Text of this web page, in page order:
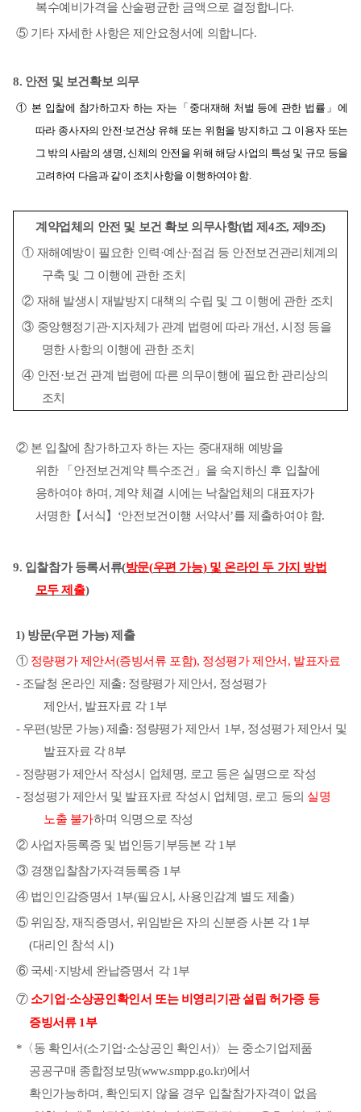
복수예비가격을 산술평균한 금액으로 결정합니다.
⑤ 기타 자세한 사항은 제안요청서에 의합니다.
8. 안전 및 보건확보 의무
① 본 입찰에 참가하고자 하는 자는 「 중대재해 처벌 등에 관한 법률 」에
따라 종사자의 안전 ·보건상 유해 또는 위험을 방지하고 그 이용자 또는
그 밖의 사람의 생명,신체의 안전을 위해 해당 사업의 특성 및 규모 등을
고려하여 다음과 같이 조치사항을 이행하여야 함.
­계약업체의 안전 및 보건 확보 의무사항(법 제4조, 제9조) ­
① 재해예방이 필요한 인력·예산·점검 등 안전보건관리체계의
구축 및 그 이행에 관한 조치
② 재해 발생시 재발방지 대책의 수립 및 그 이행에 관한 조치
③ 중앙행정기관·지자체가 관계 법령에 따라 개선 ,시정 등을
명한 사항의 이행에 관한 조치
④ 안전 ·보건 관계 법령에 따른 의무이행에 필요한 관리상의
조치
② 본 입찰에 참가하고자 하는 자는 중대재해 예방을
위한
「 안전보건계약 특수조건 」 을 숙지하신 후 입찰에
응하여야 하며 , 계약 체결 시에는 낙찰업체의 대표자가
서명한【서식 】 ‘안전보건이행 서약서’를 제출하여야 함.
9. 입찰참가 등록서류(방문(우편 가능) 및 온라인 두 가지 방법
모두 제출)
1) 방문(우편 가능)제출
① 정량평가 제안서(증빙서류 포함), 정성평가 제안서 , 발표자료
- 조달청 온라인 제출: 정량평가 제안서 , 정성평가
제안서 , 발표자료 각 1 부
- 우편(방문 가능)제출: 정량평가 제안서 1부, 정성평가 제안서 및
발표자료 각8부
- 정량평가 제안서 작성시 업체명, 로고 등은 실명으로 작성
- 정성평가 제안서 및 발표자료 작성시 업체명, 로고 등의 실명
노출 불가하며 익명으로 작성
②사업자등록증 및 법인등기부등본 각 1 부
③ 경쟁입찰참가자격등록증 1 부
④ 법인인감증명서 1부(필요시 ,사용인감계 별도 제출)
⑤ 위임장, 재직증명서 , 위임받은 자의 신분증 사본 각 1 부
(대리인 참석 시 )
⑥ 국세 ·지방세 완납증명서 각 1부
⑦ 소기업 ·소상공인확인서 또는 비영리기관 설립 허가증 등
증빙서류 1 부
* 〈동 확인서(소기업·소상공인 확인서)〉 는 중소기업제품
공공구매 종합정보망(www.smpp.go.kr)에서
확인가능하며 , 확인되지 않을 경우 입찰참가자격이 없음